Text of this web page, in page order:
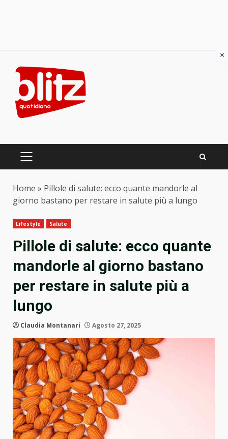
content
PRIMARY
Home » Pillole di salute: ecco quante mandorle al
giorno bastano per restare in salute più a lungo
Lifestyle Salute
Pillole di salute: ecco quante
mandorle al giorno bastano
per restare in salute più a
lungo
Claudia Montanari Agosto 27, 2025
×